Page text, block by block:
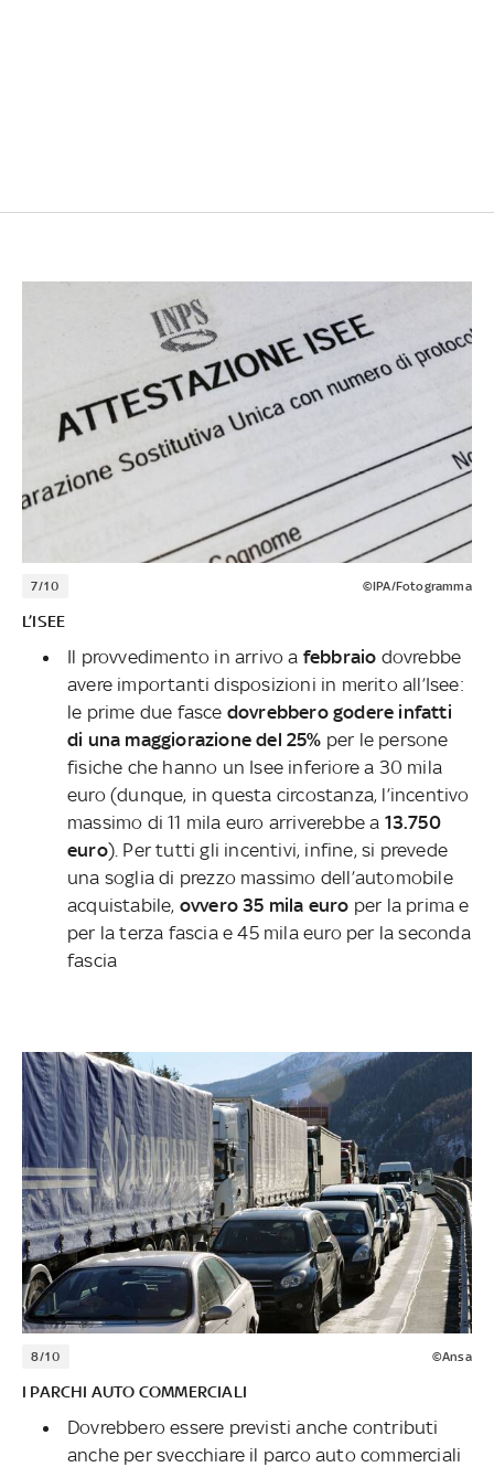
7/10 ©IPA/Fotogramma
L’ISEE
Il provvedimento in arrivo a febbraio dovrebbe
avere importanti disposizioni in merito all’Isee:
le prime due fasce dovrebbero godere infatti
di una maggiorazione del 25% per le persone
fisiche che hanno un Isee inferiore a 30 mila
euro (dunque, in questa circostanza, l’incentivo
massimo di 11 mila euro arriverebbe a 13.750
euro). Per tutti gli incentivi, infine, si prevede
una soglia di prezzo massimo dell’automobile
acquistabile, ovvero 35 mila euro per la prima e
per la terza fascia e 45 mila euro per la seconda
fascia
8/10 ©Ansa
I PARCHI AUTO COMMERCIALI
Dovrebbero essere previsti anche contributi
anche per svecchiare il parco auto commerciali